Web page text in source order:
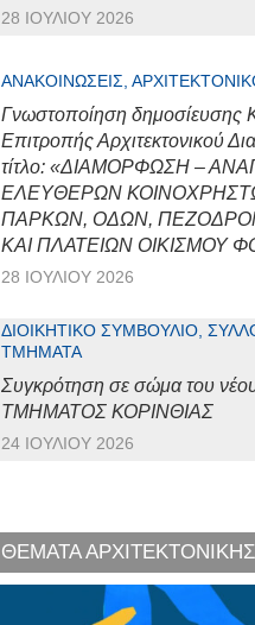
28 ΙΟΥΛΊΟΥ 2026
ΑΝΑΚΟΙΝΏΣΕΙΣ,
Γνωστοποίηση δημοσίευσης
Επιτροπής Αρχιτεκτονικού
τίτλο: «ΔΙΑΜΟΡΦΩΣΗ –
ΕΛΕΥΘΕΡΩΝ
ΠΑΡΚΩΝ, ΟΔΩΝ,
ΚΑΙ ΠΛΑΤΕΙΩΝ ΟΙΚΙΣΜΟΥ
28 ΙΟΥΛΊΟΥ 2026
ΔΙΟΙΚΗΤΙΚΌ ΣΥΜΒΟΎΛΙΟ,
ΤΜΉΜΑΤΑ
Συγκρότηση σε σώμα του
ΤΜΗΜΑΤΟΣ ΚΟΡΙΝΘΙΑΣ
24 ΙΟΥΛΊΟΥ 2026
ΘΕΜΑΤΑ ΑΡΧΙΤΕΚΤΟΝΙΚΗΣ